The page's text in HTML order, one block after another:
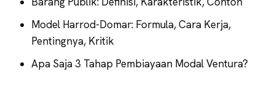
Model Harrod-Domar: Formula, Cara Kerja,
Pentingnya, Kritik
Apa Saja 3 Tahap Pembiayaan Modal Ventura?